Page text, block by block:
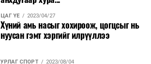
ЦАГ ҮЕ 2023/04/27
Хүний амь насыг хохироож, цогцсыг нь
нуусан гэмт хэргийг илрүүллээ
УРЛАГ СПОРТ 2023/08/04